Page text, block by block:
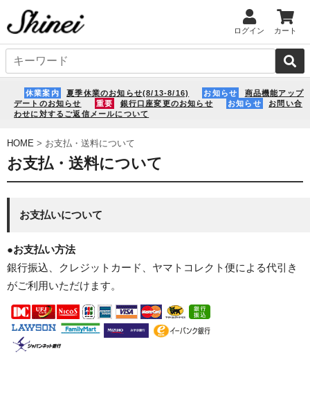
ログイン カート
休業案内 夏季休業のお知らせ(8/13-8/16) お知らせ
商品機能アップ
デートのお知らせ
重要 銀行口座変更のお知らせ お知らせ
お問い合
わせに対するご返信メールについて
HOME > お支払・送料について
お支払いについて
●お支払い方法
銀行振込、クレジットカード、ヤマトコレクト便による代引き
がご利用いただけます。